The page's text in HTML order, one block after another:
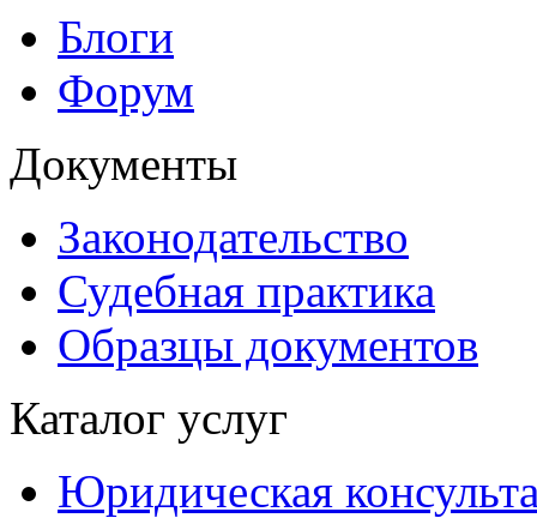
Блоги
Форум
Документы
Законодательство
Судебная практика
Образцы документов
Каталог услуг
Юридическая